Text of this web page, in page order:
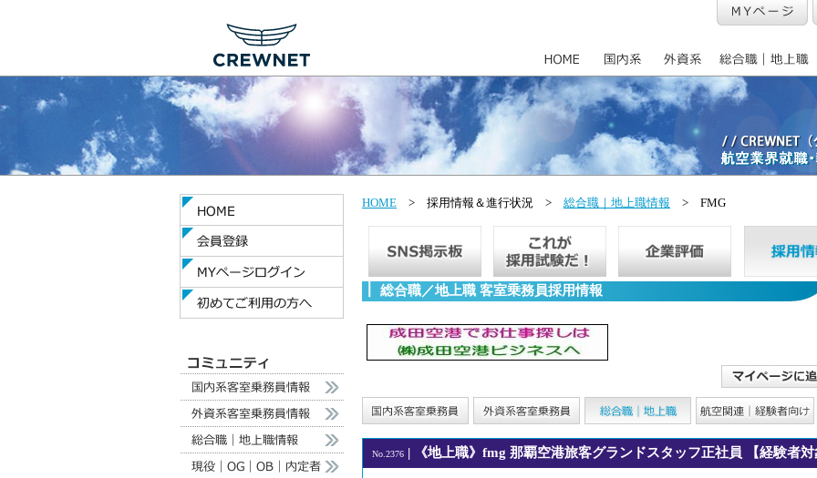
HOME > 採用情報＆進行状況 > 総合職｜地上職情報 > FMG
総合職／地上職 客室乗務員採用情報
No.2376 | 《地上職》fmg 那覇空港旅客グランドスタッフ正社員 【経験者対